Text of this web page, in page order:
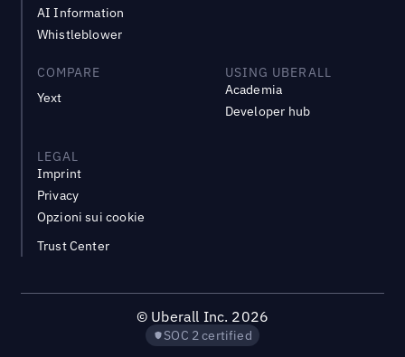
AI Information
Whistleblower
COMPARE
Yext
USING UBERALL
Academia
Developer hub
LEGAL
Imprint
Privacy
Opzioni sui cookie
Trust Center
© Uberall Inc. 2026
SOC 2 certified